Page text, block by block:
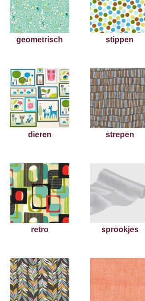
geometrisch stippen
dieren strepen
retro sprookjes